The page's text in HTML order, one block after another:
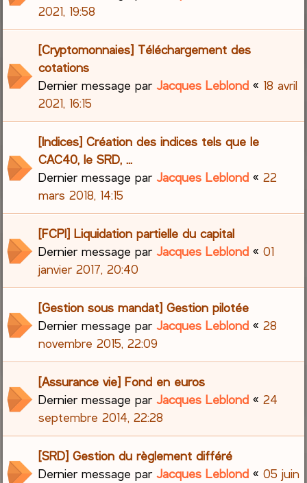
2021, 19:58
[Cryptomonnaies] Téléchargement des
cotations
Dernier message parJacques Leblond « 18 avril
2021, 16:15
[Indices] Création des indices tels que le
CAC40, le SRD, ...
Dernier message parJacques Leblond «22
mars 2018, 14:15
[FCPI] Liquidation partielle du capital
Dernier message parJacques Leblond «01
janvier 2017, 20:40
[Gestion sous mandat] Gestion pilotée
Dernier message parJacques Leblond «28
novembre 2015, 22:09
[Assurance vie] Fond en euros
Dernier message parJacques Leblond «24
septembre 2014, 22:28
[SRD] Gestion du règlement différé
Dernier message parJacques Leblond «05 juin